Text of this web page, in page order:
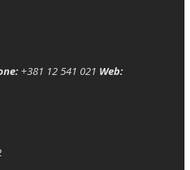
+381 12 541 021 Web: